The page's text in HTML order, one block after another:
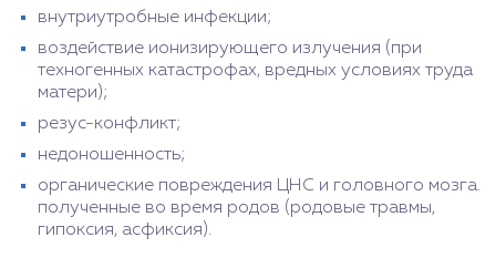
внутриутробные инфекции;
воздействие ионизирующего излучения (при
техногенных катастрофах, вредных условиях труда
матери);
резус-конфликт;
недоношенность;
органические повреждения ЦНС и головного мозга.
полученные во время родов (родовые травмы,
гипоксия, асфиксия).